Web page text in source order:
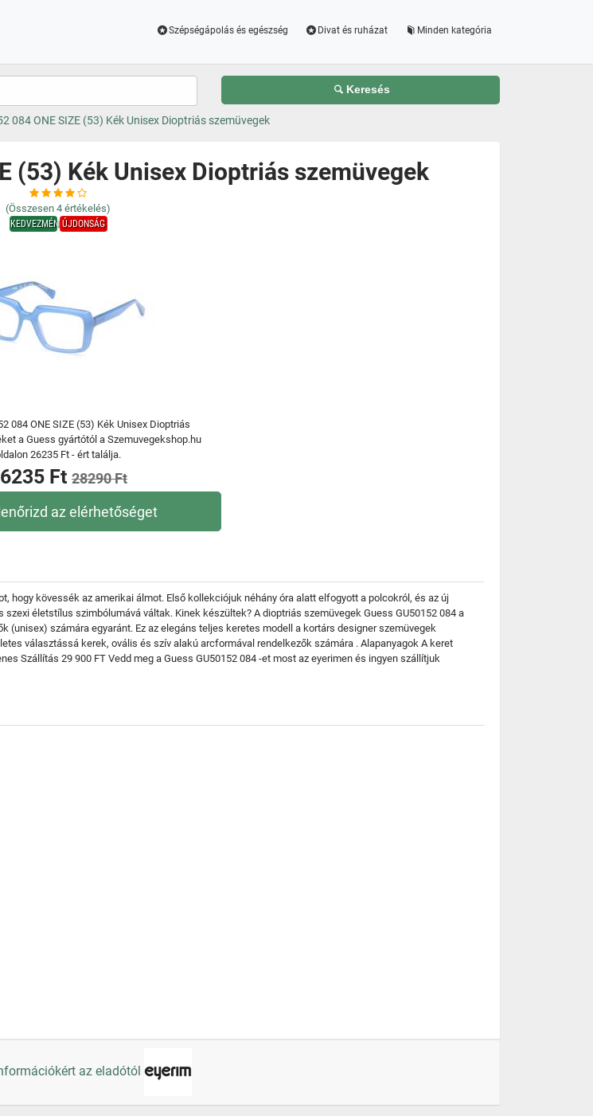
Szépségápolás és egészség Divat és ruházat Minden kategória
Keresés
084 ONE SIZE (53) Kék Unisex Dioptriás szemüvegek
(53) Kék Unisex Dioptriás szemüvegek
(Összesen 4 értékelés)
KEDVEZMÉNYÚJDONSÁG
084 ONE SIZE (53) Kék Unisex Dioptriás
a Guess gyártótól a Szemuvegekshop.hu
26235 Ft - ért találja.
Ft 28290 Ft
az elérhetőséget
hogy kövessék az amerikai álmot. Első kollekciójuk néhány óra alatt elfogyott a polcokról, és az új
életstílus szimbólumává váltak. Kinek készültek? A dioptriás szemüvegek Guess GU50152 084 a
számára egyaránt. Ez az elegáns teljes keretes modell a kortárs designer szemüvegek
választássá kerek, ovális és szív alakú arcformával rendelkezők számára . Alapanyagok A keret
Szállítás 29 900 FT Vedd meg a Guess GU50152 084 -et most az eyerimen és ingyen szállítjuk
az eladótól